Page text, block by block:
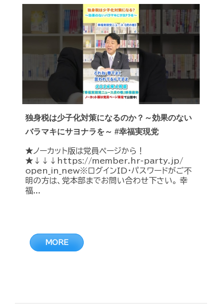
独身税は少子化対策になるのか？～効果のない
バラマキにサヨナラを～ #幸福実現党
★ノーカット版は党員ページから！
★↓↓↓https://member.hr-party.jp/
open_in_new※ログインID・パスワードがご不
明の方は、党本部までお問い合わせ下さい。 幸
福...
MORE